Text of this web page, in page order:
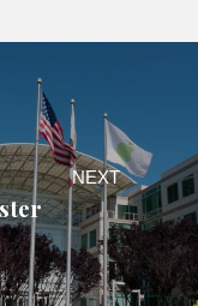
NEXT